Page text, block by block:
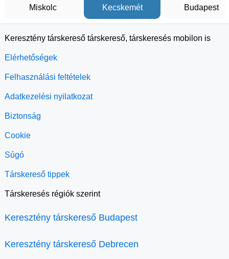
Miskolc
Kecskemét
Budapest
Keresztény társkereső társkereső, társkeresés mobilon is
Elérhetőségek
Felhasználási feltételek
Adatkezelési nyilatkozat
Biztonság
Cookie
Súgó
Társkereső tippek
Társkeresés régiók szerint
Keresztény társkereső Budapest
Keresztény társkereső Debrecen